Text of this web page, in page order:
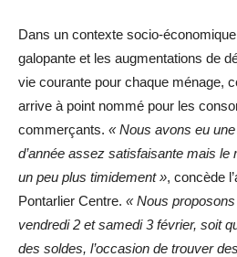
Dans un contexte socio-
galopante et les augmentations de
vie courante pour chaque ménage,
arrive à point nommé pour les
commerçants. « Nous avons eu
d’année assez satisfaisante mais
un peu plus timidement », concède
Pontarlier Centre. « Nous proposons
vendredi 2 et samedi 3 février, soit
des soldes, l’occasion de trouver